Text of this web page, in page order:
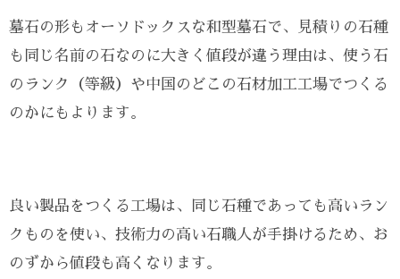
墓石の形もオーソドックスな和型墓石で、見積りの石種
も同じ名前の石なのに大きく値段が違う理由は、使う石
のランク（等級）や中国のどこの石材加工工場でつくる
のかにもよります。
良い製品をつくる工場は、同じ石種であっても高いラン
クものを使い、技術力の高い石職人が手掛けるため、お
のずから値段も高くなります。